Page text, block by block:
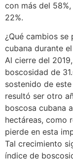
con más del
22%.
¿Qué cambios
cubana durante
Al cierre del
boscosidad de
sostenido de
resultó ser otro
boscosa cubana
hectáreas, como
pierde en esta
Tal crecimiento
índice de